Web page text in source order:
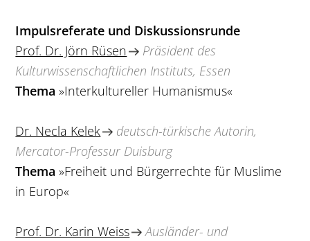
Impulsreferate und Diskussionsrunde
Prof. Dr. Jörn Rüsen
Präsident des
Kulturwissenschaftlichen Instituts, Essen
Thema »Interkultureller Humanismus«
Dr. Necla Kelek
deutsch-türkische Autorin,
Mercator-Professur Duisburg
Thema »Freiheit und Bürgerrechte für Muslime
in Europ«
Prof. Dr. Karin Weiss
Ausländer- und